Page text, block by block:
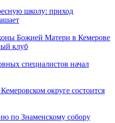
школу: приход
Божией Матери в Кемерове
клуб
специалистов начал
округе состоится
по Знаменскому собору